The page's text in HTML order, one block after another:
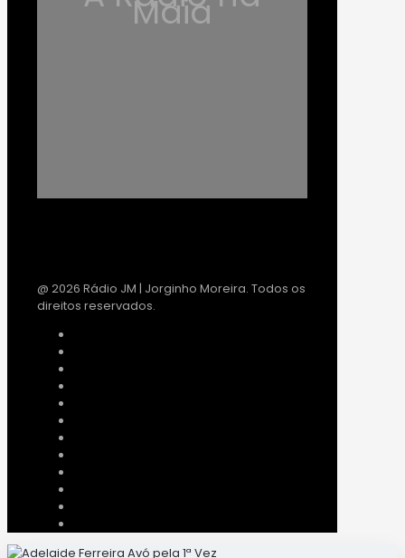
Maia
@ 2026 Rádio JM | Jorginho Moreira. Todos os
direitos reservados.